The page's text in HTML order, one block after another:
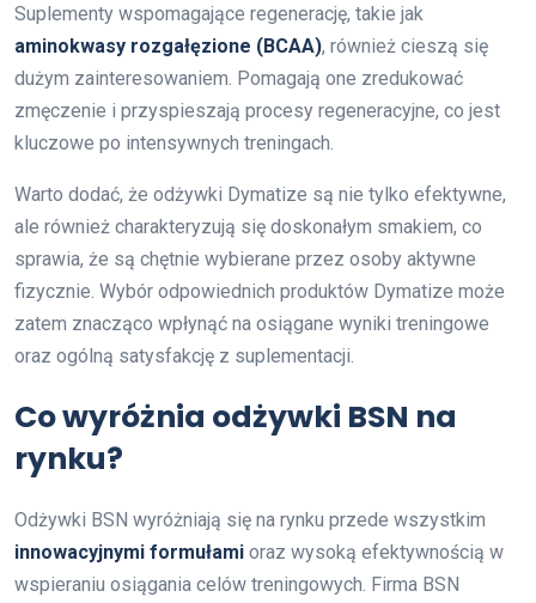
Suplementy wspomagające regenerację, takie jak
aminokwasy rozgałęzione (BCAA), również cieszą się
dużym zainteresowaniem. Pomagają one zredukować
zmęczenie i przyspieszają procesy regeneracyjne, co jest
kluczowe po intensywnych treningach.
Warto dodać, że odżywki Dymatize są nie tylko efektywne,
ale również charakteryzują się doskonałym smakiem, co
sprawia, że są chętnie wybierane przez osoby aktywne
fizycznie. Wybór odpowiednich produktów Dymatize może
zatem znacząco wpłynąć na osiągane wyniki treningowe
oraz ogólną satysfakcję z suplementacji.
Co wyróżnia odżywki BSN na
rynku?
Odżywki BSN wyróżniają się na rynku przede wszystkim
innowacyjnymi formułami oraz wysoką efektywnością w
wspieraniu osiągania celów treningowych. Firma BSN